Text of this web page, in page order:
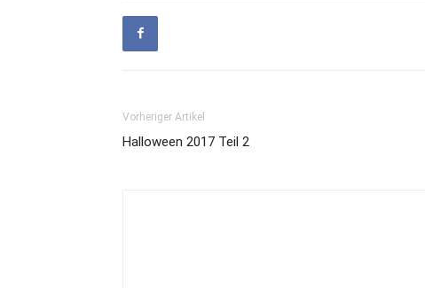
Vorheriger Artikel
Halloween 2017 Teil 2